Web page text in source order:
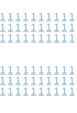
1 1 1 1 1 1 1 1 1 1
1 1 1 1 1 1 1 1 1 1
1 1 1 1 1 1 1 1 1 1
1 1 1 1 1 1 1 1 1 1
1 1 1 1 1 1 1 1 1 1
1 1 1 1 1 1 1 1 1 1